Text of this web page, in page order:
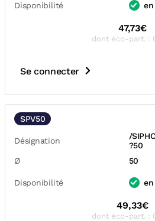
Disponibilité
47,73€
dont éco-part. :
Se connecter
SPV50
Désignation
/
?50
Ø
50
Disponibilité
49,33€
dont éco-part. :